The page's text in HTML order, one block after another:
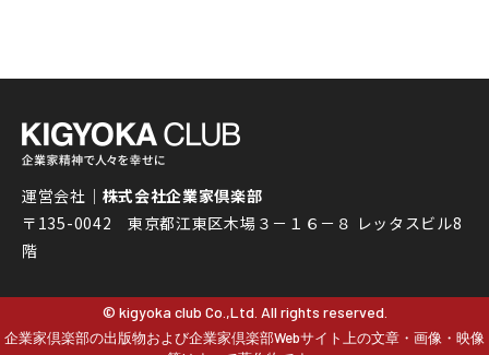
運営会社｜ 株式会社企業家倶楽部
〒135-0042 東京都江東区木場３－１６－８ レッタスビル8
階
© kigyoka club Co.,Ltd. All rights reserved.
企業家倶楽部の出版物および企業家倶楽部Webサイト上の文章・画像・映像